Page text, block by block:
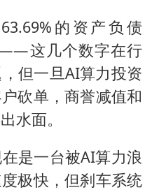
的资产负债
这几个数字在行
但一旦AI算力投资
砍单，商誉减值和
水面。
是一台被AI算力浪
极快，但刹车系统